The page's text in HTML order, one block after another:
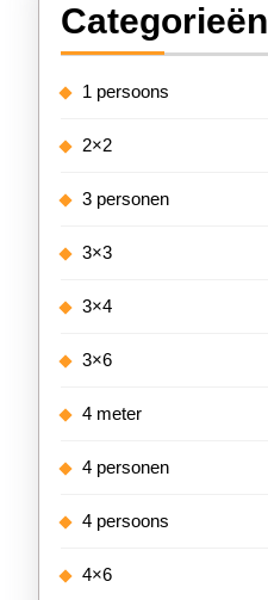
Categorieën
1 persoons
2×2
3 personen
3×3
3×4
3×6
4 meter
4 personen
4 persoons
4×6